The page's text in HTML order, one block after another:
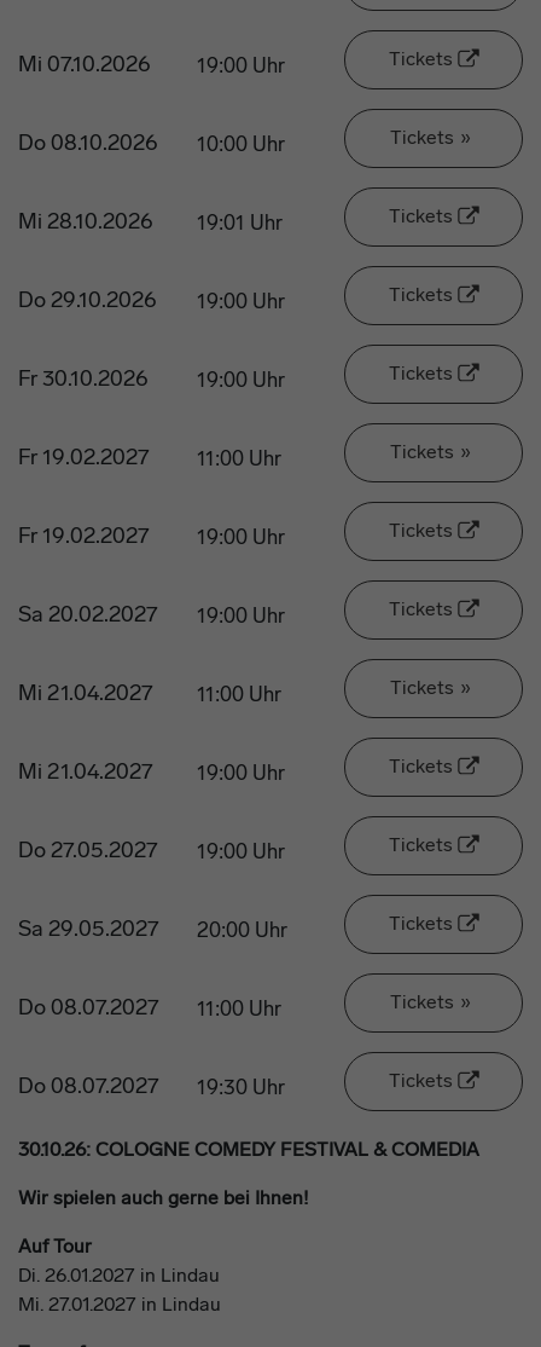
Mi 07.10.2026 19:00 Uhr Tickets
Do 08.10.2026 10:00 Uhr Tickets »
Mi 28.10.2026 19:01 Uhr Tickets
Do 29.10.2026 19:00 Uhr Tickets
Fr 30.10.2026 19:00 Uhr Tickets
Fr 19.02.2027 11:00 Uhr Tickets »
Fr 19.02.2027 19:00 Uhr Tickets
Sa 20.02.2027 19:00 Uhr Tickets
Mi 21.04.2027 11:00 Uhr Tickets »
Mi 21.04.2027 19:00 Uhr Tickets
Do 27.05.2027 19:00 Uhr Tickets
Sa 29.05.2027 20:00 Uhr Tickets
Do 08.07.2027 11:00 Uhr Tickets »
Do 08.07.2027 19:30 Uhr Tickets
30.10.26: COLOGNE COMEDY FESTIVAL & COMEDIA
Wir spielen auch gerne bei Ihnen!
Auf Tour
Di. 26.01.2027 in Lindau
Mi. 27.01.2027 in Lindau